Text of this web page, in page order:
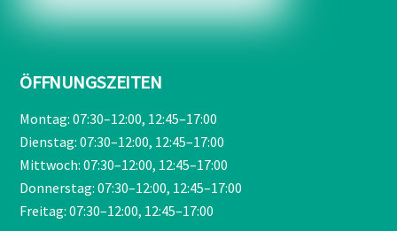
ÖFFNUNGSZEITEN
Montag: 07:30–12:00, 12:45–17:00
Dienstag: 07:30–12:00, 12:45–17:00
Mittwoch: 07:30–12:00, 12:45–17:00
Donnerstag: 07:30–12:00, 12:45–17:00
Freitag: 07:30–12:00, 12:45–17:00